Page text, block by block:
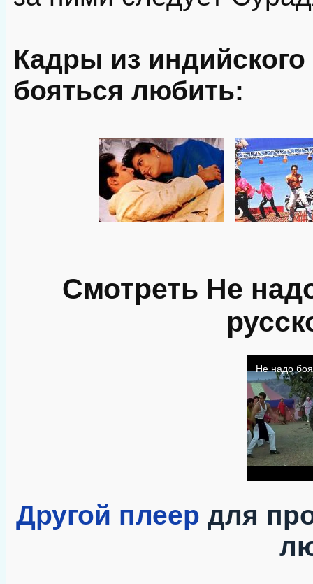
Кадры из
бояться любить:
Смотреть Не
Другой плеер для